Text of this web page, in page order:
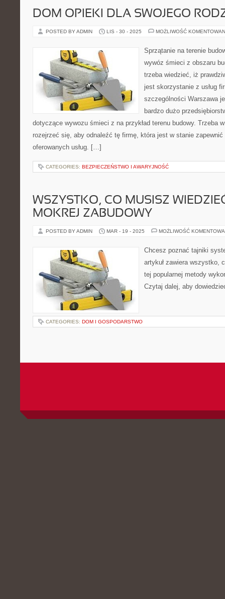
DOM OPIEKI DLA SWOJEGO
POSTED BY ADMIN LIS - 30 - 2025 MOŻLIWOŚĆ
Sprzątanie na terenie
wywóz śmieci z obszaru
trzeba wiedzieć, iż
jest skorzystanie z usług
szczególności Warszawa
bardzo dużo
dotyczące wywozu śmieci z na przykład terenu budowy. Trzeba
rozejrzeć się, aby odnaleźć tę firmę, która jest w stanie
oferowanych usług. […]
CATEGORIES: BEZPIECZEŃSTWO I AWARYJNOŚĆ
WSZYSTKO, CO MUSISZ
MOKREJ ZABUDOWY
POSTED BY ADMIN MAR - 19 - 2025 MOŻLIWOŚĆ
Chcesz poznać tajniki
artykuł zawiera wszystko,
tej popularnej metody
Czytaj dalej, aby
CATEGORIES: DOM I GOSPODARSTWO